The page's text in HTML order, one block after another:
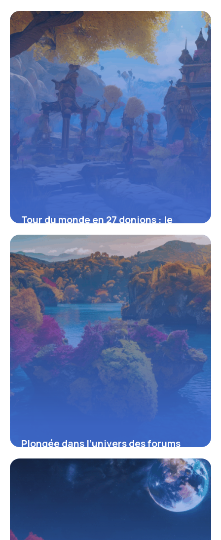
d’un Fusil Légendaire
16 juin 2026
Tour du monde en 27 donjons : le
parcours épique des aventuriers du
MMORPG
16 juin 2026
Plongée dans l’univers des forums
« Tout le monde veut prendre sa
place » : échanges, astuces et
coulisses